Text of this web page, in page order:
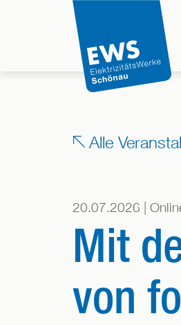
Alle
20.07.2026 |
Mit
von